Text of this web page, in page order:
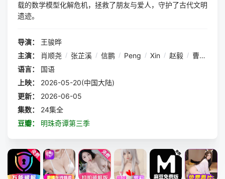
载的数学模型化解危机，拯救了朋友与爱人，守护了古代文明
遗迹。
导演：
王骏晔
主演：
肖顺尧 / 张芷溪 / 信鹏 / Peng / Xin / 赵毅 / 曹磊
语言：
国语
上映：
2026-05-20(中国大陆)
更新：
2026-06-05
集数：
24集全
豆瓣：
明珠奇谭第三季